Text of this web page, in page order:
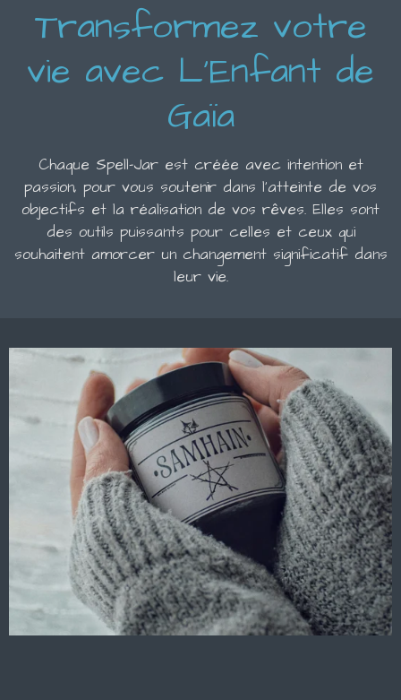
Transformez votre
vie avec L'Enfant de
Gaïa
Chaque Spell-Jar est créée avec intention et
passion, pour vous soutenir dans l'atteinte de vos
objectifs et la réalisation de vos rêves. Elles sont
des outils puissants pour celles et ceux qui
souhaitent amorcer un changement significatif dans
leur vie.